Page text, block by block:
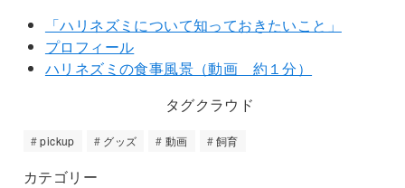
「ハリネズミについて知っておきたいこと」
プロフィール
ハリネズミの食事風景（動画 約１分）
タグクラウド
pickup グッズ 動画 飼育
カテゴリー